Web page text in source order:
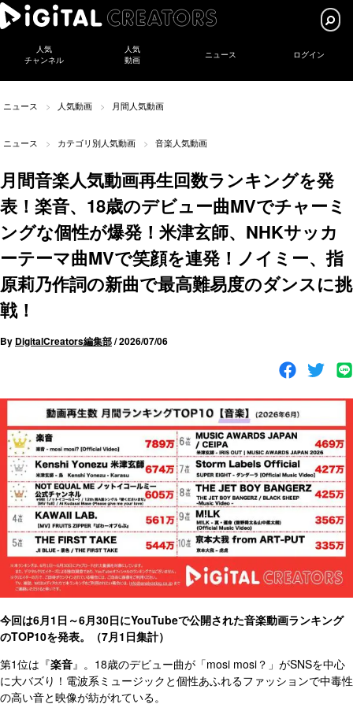
人気
チャンネル
人気
動画
ニュース ログイン
ニュース 人気動画 月間人気動画
ニュース カテゴリ別人気動画 音楽人気動画
月間音楽人気動画再生回数ランキングを発
表！楽音、18歳のデビュー曲MVでチャーミ
ングな個性が爆発！米津玄師、NHKサッカ
ーテーマ曲MVで笑顔を連発！ノイミー、指
原莉乃作詞の新曲で最高難易度のダンスに挑
戦！
By DigitalCreators編集部/2026/07/06
今回は6月1日～6月30日にYouTubeで公開された音楽動画ランキング
のTOP10を発表。（7月1日集計）
第1位は『楽音』。18歳のデビュー曲が「mosi mosi？」がSNSを中心
に大バズり！電波系ミュージックと個性あふれるファッションで中毒性
の高い音と映像が紡がれている。